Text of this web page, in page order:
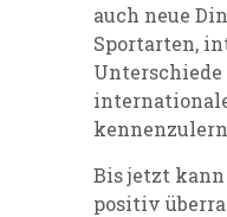
auch neue
Sportarten,
Unterschiede
Bis jetzt kann
positiv